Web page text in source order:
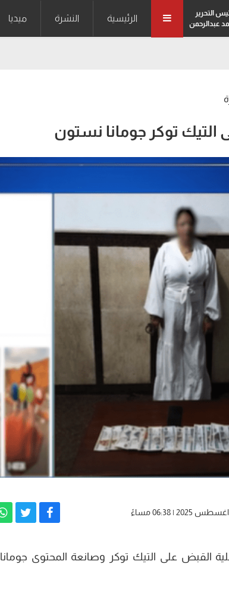
التحرير
عبدالرحمن
الرئيسية النشرة ميديا
التيك توكر جومانا نستون
القبض على التيك توكر وصانعة المحتوى